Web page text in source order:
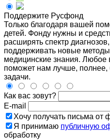
Поддержите Русфонд
Только благодаря вашей
детей. Фонду нужны и
расширять спектр
поддерживать новые
медицинские знания.
поможет нам лучше,
задачи.
Как вас зовут?
E-mail
Хочу получать письма от
Я принимаю публичную
обработку